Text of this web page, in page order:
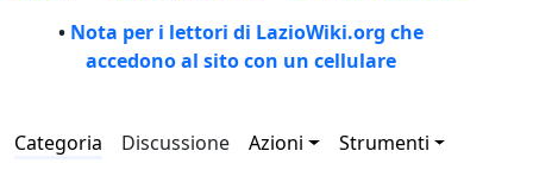
• Nota per i lettori di LazioWiki.org che
accedono al sito con un cellulare
Categoria Discussione Azioni Strumenti